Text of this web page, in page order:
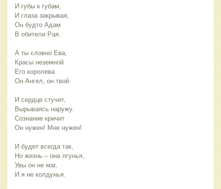
И губы к губам,
И глаза закрывая,
Он будто Адам
В обители Рая.
А ты словно Ева,
Красы неземной
Его королева
Он Ангел, он твой.
И сердце стучит,
Вырываясь наружу.
Сознание кричит
Он нужен! Мне нужен!
И будет всегда так,
Но жизнь – она лгунья,
Увы он не маг,
И я не колдунья.